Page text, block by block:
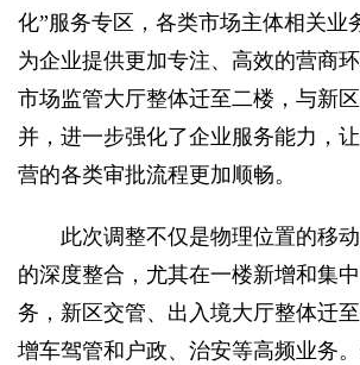
化”服务专区，各类市场主体相关业
为企业提供更加专注、高效的营商
市场监管大厅整体迁至二楼，与新
并，进一步强化了企业服务能力，
营的各类审批流程更加顺畅。
此次调整不仅是物理位置的移动
的深度整合，尤其在一楼新增和集
务，新区交管、出入境大厅整体迁
增车驾管和户政、治安等高频业务